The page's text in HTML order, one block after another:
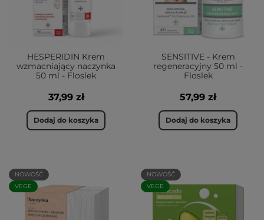
HESPERIDIN Krem
wzmacniający naczynka
50 ml - Floslek
37,99 zł
Dodaj do koszyka
SENSITIVE - Krem
regeneracyjny 50 ml -
Floslek
57,99 zł
Dodaj do koszyka
NOWOŚĆ
VEGE
NOWOŚĆ
VEGE